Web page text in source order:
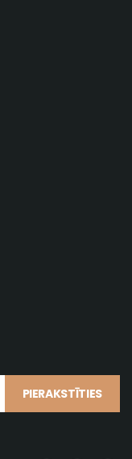
PIERAKSTĪTIES